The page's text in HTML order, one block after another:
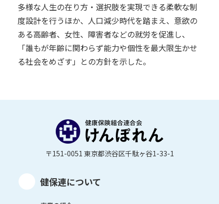
多様な人生の在り方・選択肢を実現できる柔軟な制
度設計を行うほか、人口減少時代を踏まえ、意欲の
ある高齢者、女性、障害者などの就労を促進し、
「誰もが年齢に関わらず能力や個性を最大限生かせ
る社会をめざす」との方針を示した。
〒151-0051 東京都渋谷区千駄ヶ谷1-33-1
健保連について